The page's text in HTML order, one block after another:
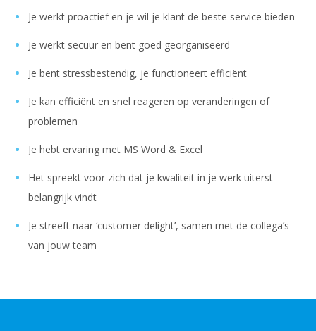
Je werkt proactief en je wil je klant de beste service bieden
Je werkt secuur en bent goed georganiseerd
Je bent stressbestendig, je functioneert efficiënt
Je kan efficiënt en snel reageren op veranderingen of
problemen
Je hebt ervaring met MS Word & Excel
Het spreekt voor zich dat je kwaliteit in je werk uiterst
belangrijk vindt
Je streeft naar ‘customer delight’, samen met de collega’s
van jouw team